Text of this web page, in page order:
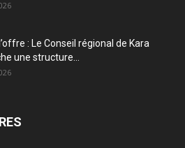
: Le Conseil régional de Kara
une structure...